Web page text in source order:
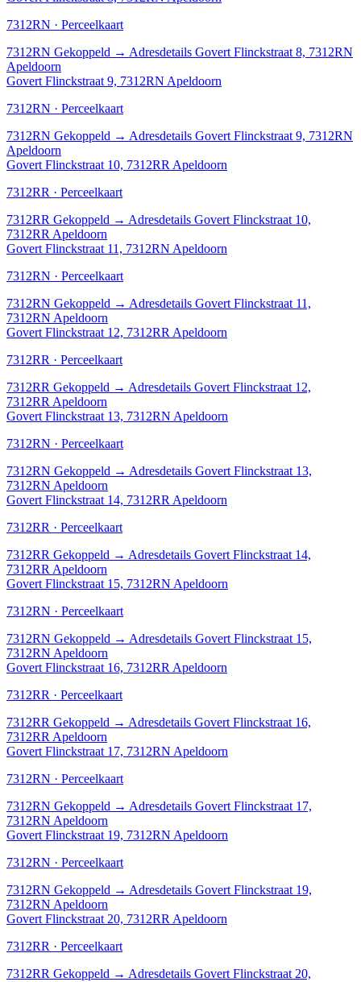
7312RN · Perceelkaart
7312RN Gekoppeld → Adresdetails Govert Flinckstraat 8, 7312RN
Apeldoorn
Govert Flinckstraat 9, 7312RN Apeldoorn
7312RN · Perceelkaart
7312RN Gekoppeld → Adresdetails Govert Flinckstraat 9, 7312RN
Apeldoorn
Govert Flinckstraat 10, 7312RR Apeldoorn
7312RR · Perceelkaart
7312RR Gekoppeld → Adresdetails Govert Flinckstraat 10,
7312RR Apeldoorn
Govert Flinckstraat 11, 7312RN Apeldoorn
7312RN · Perceelkaart
7312RN Gekoppeld → Adresdetails Govert Flinckstraat 11,
7312RN Apeldoorn
Govert Flinckstraat 12, 7312RR Apeldoorn
7312RR · Perceelkaart
7312RR Gekoppeld → Adresdetails Govert Flinckstraat 12,
7312RR Apeldoorn
Govert Flinckstraat 13, 7312RN Apeldoorn
7312RN · Perceelkaart
7312RN Gekoppeld → Adresdetails Govert Flinckstraat 13,
7312RN Apeldoorn
Govert Flinckstraat 14, 7312RR Apeldoorn
7312RR · Perceelkaart
7312RR Gekoppeld → Adresdetails Govert Flinckstraat 14,
7312RR Apeldoorn
Govert Flinckstraat 15, 7312RN Apeldoorn
7312RN · Perceelkaart
7312RN Gekoppeld → Adresdetails Govert Flinckstraat 15,
7312RN Apeldoorn
Govert Flinckstraat 16, 7312RR Apeldoorn
7312RR · Perceelkaart
7312RR Gekoppeld → Adresdetails Govert Flinckstraat 16,
7312RR Apeldoorn
Govert Flinckstraat 17, 7312RN Apeldoorn
7312RN · Perceelkaart
7312RN Gekoppeld → Adresdetails Govert Flinckstraat 17,
7312RN Apeldoorn
Govert Flinckstraat 19, 7312RN Apeldoorn
7312RN · Perceelkaart
7312RN Gekoppeld → Adresdetails Govert Flinckstraat 19,
7312RN Apeldoorn
Govert Flinckstraat 20, 7312RR Apeldoorn
7312RR · Perceelkaart
7312RR Gekoppeld → Adresdetails Govert Flinckstraat 20,